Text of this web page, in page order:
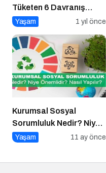
Tüketen 6 Davranış
Biçimi
Yaşam 1 yıl önce
Kurumsal Sosyal
Sorumluluk Nedir? Niye
Önemlidir? Kurumsal
Yaşam 11 ay önce